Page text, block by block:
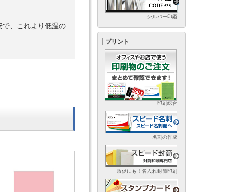
、これより低温の
シルバー印鑑
プリント
印刷総合
名刺の作成
販促にも！名入れ封筒印刷